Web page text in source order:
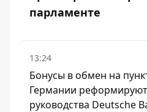
парламенте
13:24
Бонусы в обмен на
Германии
руководства Deutsche